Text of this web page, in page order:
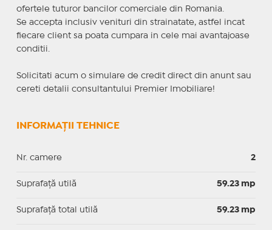
ofertele tuturor bancilor comerciale din Romania.
Se accepta inclusiv venituri din strainatate, astfel incat
fiecare client sa poata cumpara in cele mai avantajoase
conditii.
Solicitati acum o simulare de credit direct din anunt sau
cereti detalii consultantului Premier Imobiliare!
INFORMAȚII TEHNICE
Nr. camere 2
Suprafaţă utilă 59.23 mp
Suprafaţă total utilă 59.23 mp